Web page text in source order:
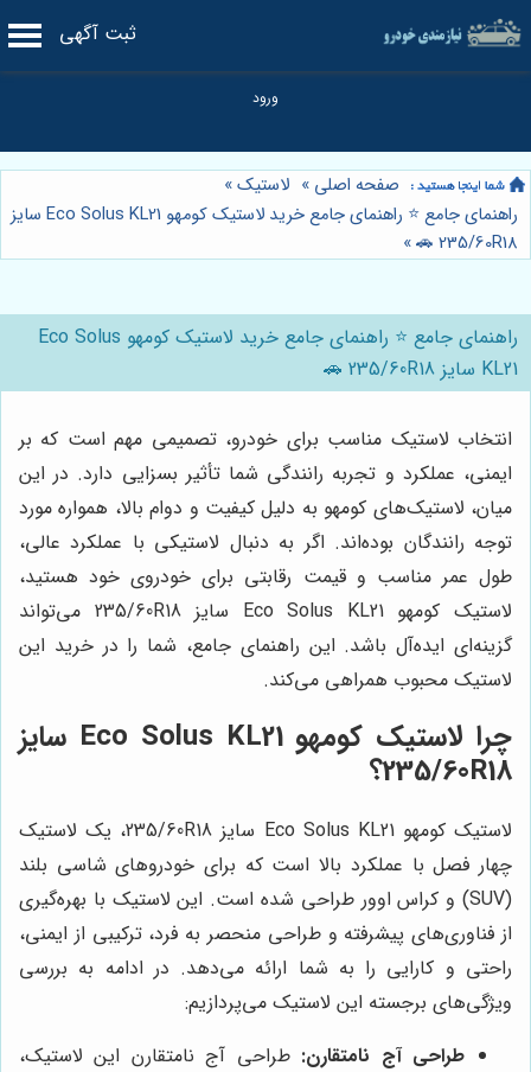
ثبت آگهی
صفحه اصلی » لاستیک»
راهنمای جامع ⭐️ راهنمای جامع خرید لاستیک کومهو Eco Solus KL21 سایز
235/60R18 🚗
»
راهنمای جامع ⭐️ راهنمای جامع خرید لاستیک کومهو Eco Solus
KL21 سایز 235/60R18 🚗
انتخاب لاستیک مناسب برای خودرو، تصمیمی مهم است که بر
ایمنی، عملکرد و تجربه رانندگی شما تأثیر بسزایی دارد. در این
میان، لاستیک‌های کومهو به دلیل کیفیت و دوام بالا، همواره مورد
توجه رانندگان بوده‌اند. اگر به دنبال لاستیکی با عملکرد عالی،
طول عمر مناسب و قیمت رقابتی برای خودروی خود هستید،
لاستیک کومهو Eco Solus KL21 سایز 235/60R18 می‌تواند
گزینه‌ای ایده‌آل باشد. این راهنمای جامع، شما را در خرید این
لاستیک محبوب همراهی می‌کند.
چرا لاستیک کومهو Eco Solus KL21 سایز
235/60R18؟
لاستیک کومهو Eco Solus KL21 سایز 235/60R18، یک لاستیک
چهار فصل با عملکرد بالا است که برای خودروهای شاسی بلند
(SUV) و کراس اوور طراحی شده است. این لاستیک با بهره‌گیری
از فناوری‌های پیشرفته و طراحی منحصر به فرد، ترکیبی از ایمنی،
راحتی و کارایی را به شما ارائه می‌دهد. در ادامه به بررسی
ویژگی‌های برجسته این لاستیک می‌پردازیم:
طراحی آج نامتقارن: طراحی آج نامتقارن این لاستیک،